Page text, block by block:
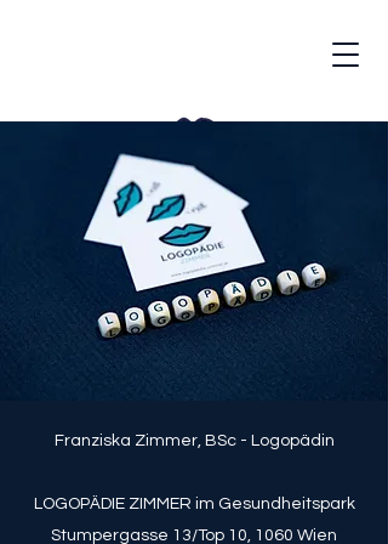
Franziska Zimmer, BSc - Logopädin
LOGOPÄDIE ZIMMER im Gesundheitspark
Stumpergasse 13/Top 10, 1060 Wien